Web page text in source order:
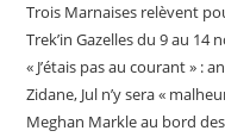
Trois Marnaises relèvent
Trek’in Gazelles du 9 au 14
« J’étais pas au courant » :
Zidane, Jul n’y sera «
Meghan Markle au bord